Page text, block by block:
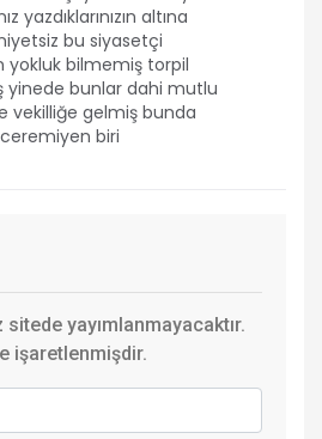
yazdıklarınızın altına
bu siyasetçi
bilmemiş torpil
bunlar dahi mutlu
vekilliğe gelmiş bunda
biri
sitede yayımlanmayacaktır.
işaretlenmişdir.